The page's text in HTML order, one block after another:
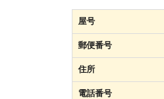
屋号
郵便番号
住所
電話番号